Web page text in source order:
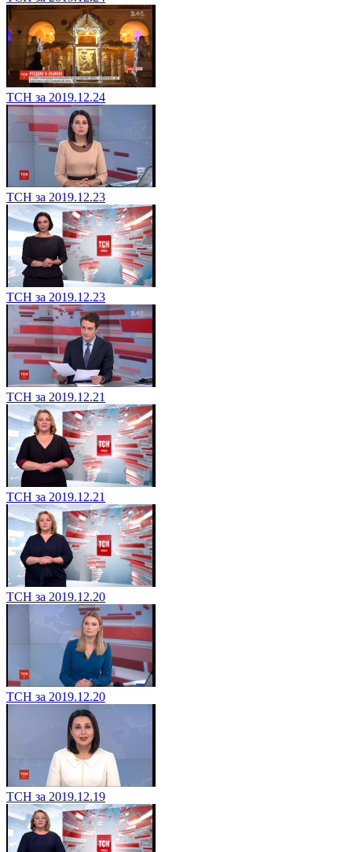
ТСН за 2019.12.24
ТСН за 2019.12.23
ТСН за 2019.12.23
ТСН за 2019.12.21
ТСН за 2019.12.21
ТСН за 2019.12.20
ТСН за 2019.12.20
ТСН за 2019.12.19